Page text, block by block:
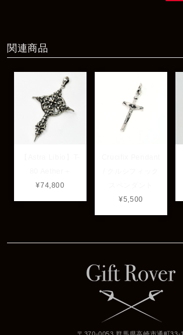
関連商品
¥74,800
¥5,500